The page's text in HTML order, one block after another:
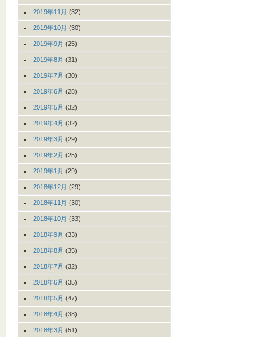
2019年11月 (32)
2019年10月 (30)
2019年9月 (25)
2019年8月 (31)
2019年7月 (30)
2019年6月 (28)
2019年5月 (32)
2019年4月 (32)
2019年3月 (29)
2019年2月 (25)
2019年1月 (29)
2018年12月 (29)
2018年11月 (30)
2018年10月 (33)
2018年9月 (33)
2018年8月 (35)
2018年7月 (32)
2018年6月 (35)
2018年5月 (47)
2018年4月 (38)
2018年3月 (51)